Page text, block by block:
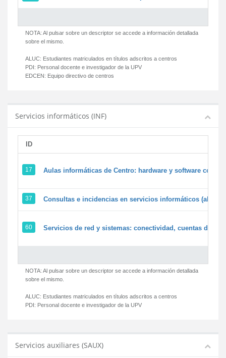
NOTA: Al pulsar sobre un descriptor se accede a información detallada
sobre el mismo.
ALUC: Estudiantes matriculados en títulos adscritos a centros
PDI: Personal docente e investigador de la UPV
EDCEN: Equipo directivo de centros
Servicios informáticos (INF)
ID
17 Aulas informáticas de Centro: hardware y software
37 Consultas e incidencias en servicios informáticos
60 Servicios de red y sistemas: conectividad, cuentas de
NOTA: Al pulsar sobre un descriptor se accede a información detallada
sobre el mismo.
ALUC: Estudiantes matriculados en títulos adscritos a centros
PDI: Personal docente e investigador de la UPV
Servicios auxiliares (SAUX)